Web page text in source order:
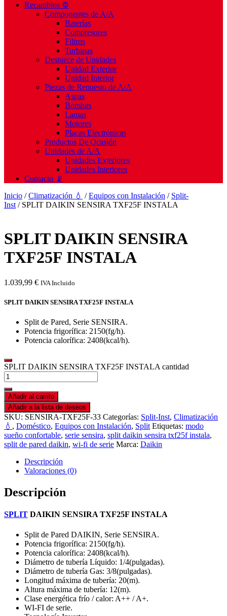
Recambios ⚙️
Componentes de A/A
Baterías
Compresores
Filtros
Turbinas
Despiece de Unidades
Unidad Exterior
Unidad Interior
Piezas de Repuesto de A/A
Aspas
Bombas
Lamas
Motores
Placas Electrónicas
Productos De Ocasión
Unidades de A/A
Unidades Exteriores
Unidades Interiores
Contacto 📡
Inicio /Climatización 💧 /Equipos con Instalación / Split-
Inst / SPLIT DAIKIN SENSIRA TXF25F INSTALA
SPLIT DAIKIN SENSIRA
TXF25F INSTALA
1.039,99 € IVA Incluido
SPLIT DAIKIN SENSIRA TXF25F INSTALA
Split de Pared, Serie SENSIRA.
Potencia frigorífica: 2150(fg/h).
Potencia calorífica: 2408(kcal/h).
SPLIT DAIKIN SENSIRA TXF25F INSTALA cantidad
Añadir al carrito
Añadir a la lista de deseos
SKU: SENSIRA-TXF25F-33 Categorías: Split-Inst, Climatización
💧 , Doméstico, Equipos con Instalación, Split Etiquetas: modo
sueño confortable, serie sensira, split daikin sensira txf25f instala,
split de pared daikin, wi-fi de serie Marca: Daikin
Descripción
Valoraciones (0)
Descripción
SPLIT DAIKIN SENSIRA TXF25F INSTALA
Split de Pared DAIKIN, Serie SENSIRA.
Potencia frigorífica: 2150(fg/h).
Potencia calorífica: 2408(kcal/h).
Diámetro de tubería Líquido: 1/4(pulgadas).
Diámetro de tubería Gas: 3/8(pulgadas).
Longitud máxima de tubería: 20(m).
Altura máxima de tubería: 12(m).
Clase energética frío / calor: A++ / A+.
WI-FI de serie.